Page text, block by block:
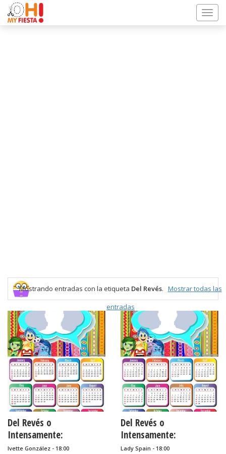
Mostrando entradas con la etiqueta Del Revés. Mostrar todas las
entradas
Del Revés o
Intensamente:
Calendario 2021 para
Ivette González - 18:00
Del Revés o
Intensamente:
Calendario 2020 para
Lady Spain - 18:00